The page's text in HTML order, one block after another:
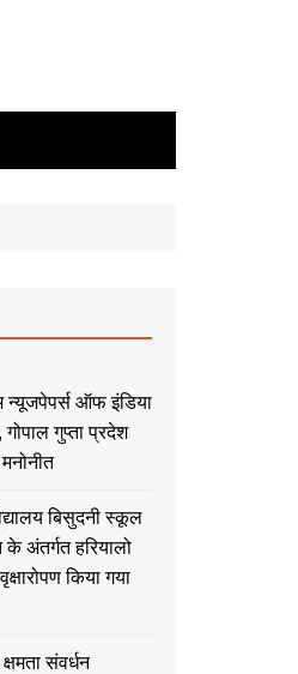
न्यूजपेपर्स ऑफ इंडिया
गुप्ता प्रदेश
बिसुदनी स्कूल
के अंतर्गत हरियालो
किया गया
संवर्धन